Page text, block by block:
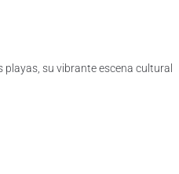
su vibrante escena cultural